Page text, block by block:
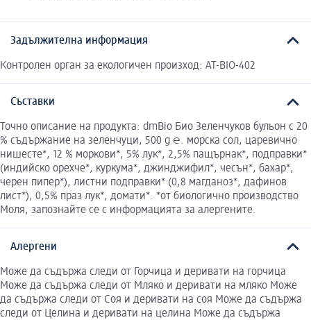
Задължителна информация
Контролен орган за екологичен произход: AT-BIO-402
Съставки
Точно описание на продукта: dmBio Био Зеленчуков бульон с 20
% съдържание на зеленчуци, 500 g ℮. морска сол, царевично
нишесте*, 12 % моркови*, 5% лук*, 2,5% пащърнак*, подправки*
(индийско орехче*, куркума*, джинджифил*, чесън*, бахар*,
черен пипер*), листни подправки* (0,8 магданоз*, дафинов
лист*), 0,5% праз лук*, домати*. *от биологично производство
Моля, запознайте се с информацията за алергените.
Алергени
Може да съдържа следи от Горчица и деривати на горчица
Може да съдържа следи от Мляко и деривати на мляко Може
да съдържа следи от Соя и деривати на соя Може да съдържа
следи от Целина и деривати на целина Може да съдържа